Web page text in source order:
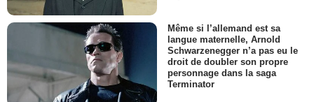
Même si l’allemand est sa
langue maternelle, Arnold
Schwarzenegger n’a pas eu le
droit de doubler son propre
personnage dans la saga
Terminator